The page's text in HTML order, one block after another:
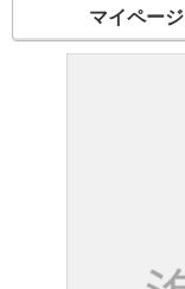
マイページ